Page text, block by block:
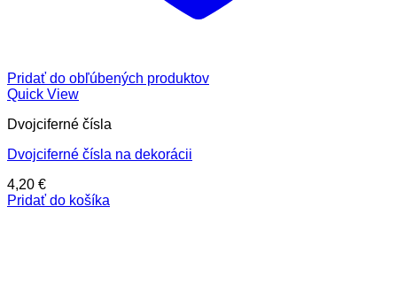
Pridať do obľúbených produktov
Quick View
Dvojciferné čísla
Dvojciferné čísla na dekorácii
4,20 €
Pridať do košíka